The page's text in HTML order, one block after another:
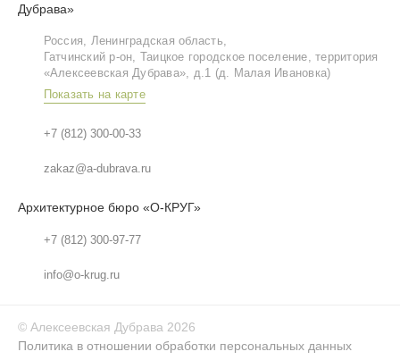
Дубрава»
Россия, Ленинградская область,
Гатчинский р‑он, Таицкое городское поселение, территория
«Алексеевская Дубрава», д.1 (д. Малая Ивановка)
Показать на карте
+7 (812) 300-00-33
zakaz@a-dubrava.ru
Архитектурное бюро «О-КРУГ»
+7 (812) 300-97-77
info@o-krug.ru
© Алексеевская Дубрава 2026
Политика в отношении обработки персональных данных